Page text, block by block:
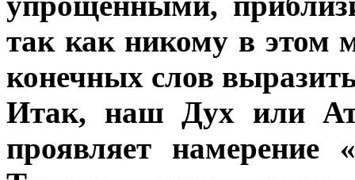
так как никому в этом
конечных слов
Итак, наш Дух или
проявляет намерение